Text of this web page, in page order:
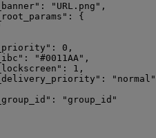
: " URL.png "
:
: 0
: "#0011AA"
: 1
: " normal "
: "group_id "